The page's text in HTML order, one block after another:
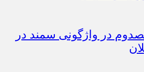
کشته و ۳ مصدوم در واژگونی سمند در